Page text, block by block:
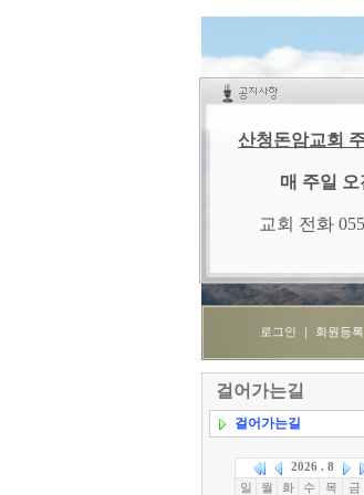
로그인 회원등록
걸어가는길
걸어가는길